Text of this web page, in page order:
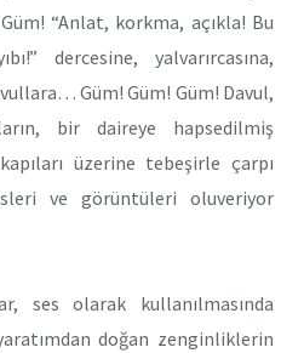
“Anlat, korkma, açıkla! Bu
dercesine, yalvarırcasına,
Güm! Güm! Güm! Davul,
bir daireye hapsedilmiş
üzerine tebeşirle çarpı
ve görüntüleri oluveriyor
ses olarak kullanılmasında
doğan zenginliklerin